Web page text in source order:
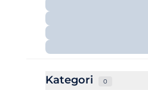
Kategori 0